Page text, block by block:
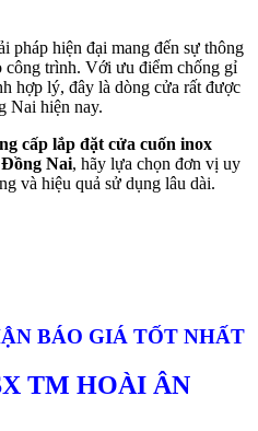
pháp hiện đại mang đến sự thông
công trình. Với ưu điểm chống gỉ
hợp lý, đây là dòng cửa rất được
Nai hiện nay.
cấp lắp đặt cửa cuốn inox
Đồng Nai, hãy lựa chọn đơn vị uy
và hiệu quả sử dụng lâu dài.
BÁO GIÁ TỐT NHẤT
TM HOÀI ÂN